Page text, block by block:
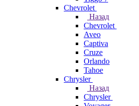
Chevrolet
Назад
Chevrolet
Aveo
Captiva
Cruze
Orlando
Tahoe
Chrysler
Назад
Chrysler